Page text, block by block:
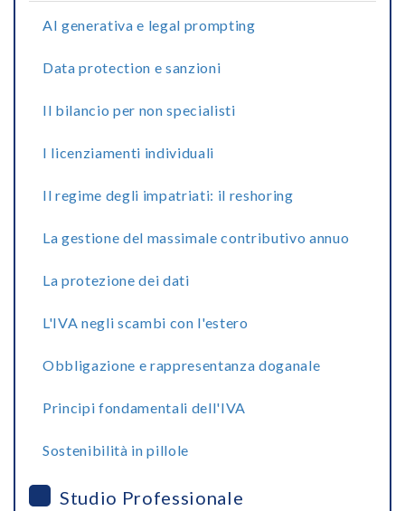
AI generativa e legal prompting
Data protection e sanzioni
Il bilancio per non specialisti
I licenziamenti individuali
Il regime degli impatriati: il reshoring
La gestione del massimale contributivo annuo
La protezione dei dati
L'IVA negli scambi con l'estero
Obbligazione e rappresentanza doganale
Principi fondamentali dell'IVA
Sostenibilità in pillole
Studio Professionale